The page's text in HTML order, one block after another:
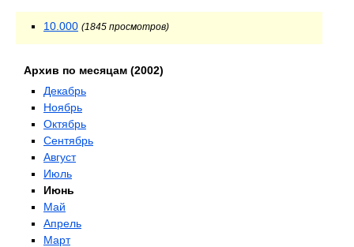
10.000 (1845 просмотров)
Архив по месяцам (2002)
Декабрь
Ноябрь
Октябрь
Сентябрь
Август
Июль
Июнь
Май
Апрель
Март